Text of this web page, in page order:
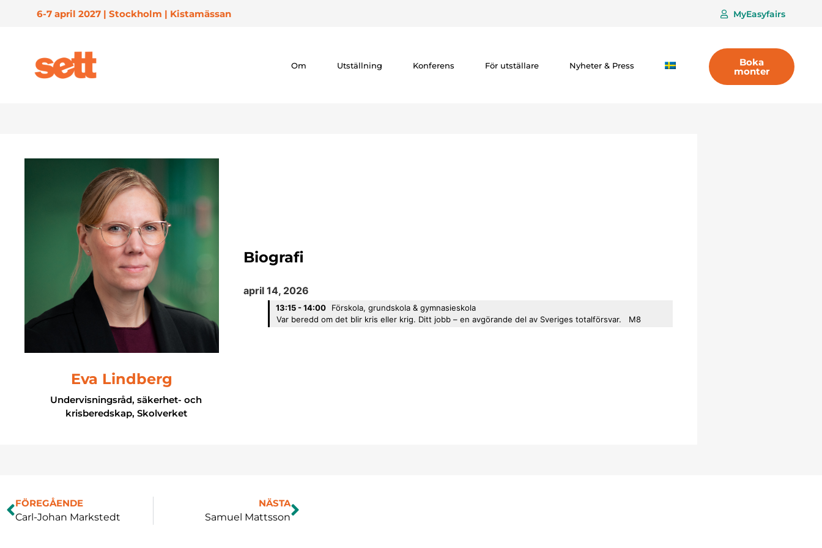
6-7 april 2027 | Stockholm | Kistamässan MyEasyfairs
Om Utställning Konferens För utställare Nyheter & Press Boka
monter
Eva Lindberg
Undervisningsråd, säkerhet- och
krisberedskap, Skolverket
Biografi
april 14, 2026
13:15 - 14:00
Förskola, grundskola & gymnasieskola
Var beredd om det blir kris eller krig. Ditt jobb – en avgörande del av Sveriges totalförsvar.
M8
FÖREGÅENDE
Carl-Johan Markstedt
NÄSTA
Samuel Mattsson